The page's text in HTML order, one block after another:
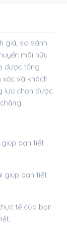
giá, so sánh
mãi hữu
được tổng
xác và khách
lựa chọn được
bạn tiết
giúp bạn tiết
tế của bạn